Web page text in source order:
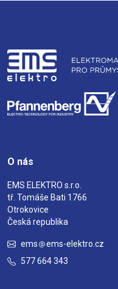
O nás
EMS ELEKTRO s.r.o.
tř. Tomáše Bati 1766
Otrokovice
Česká republika
ems
ems-elektro.cz
577 664 343